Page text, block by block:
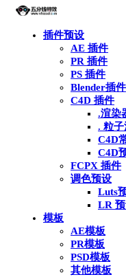
插件预设
AE 插件
PR 插件
PS 插件
Blender插件
C4D 插件
.渲染
. 粒
C4D
C4D
FCPX 插件
调色预设
Luts
LR
模板
AE模板
PR模板
PSD模板
其他模板